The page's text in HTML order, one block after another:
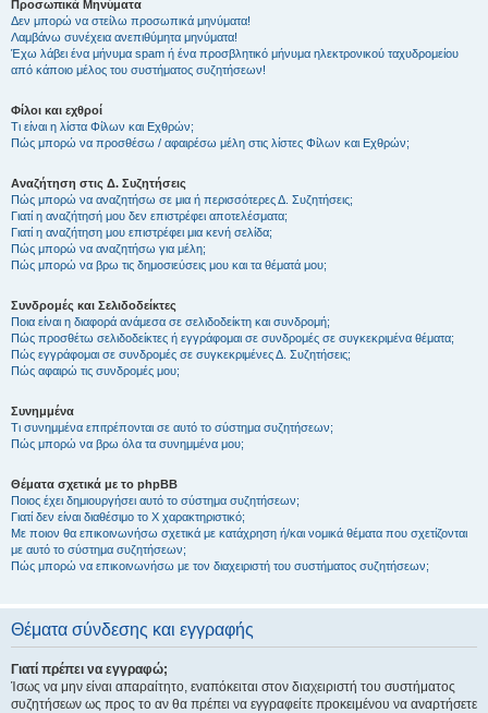
Προσωπικά Μηνύματα
Δεν μπορώ να στείλω προσωπικά μηνύματα!
Λαμβάνω συνέχεια ανεπιθύμητα μηνύματα!
Έχω λάβει ένα μήνυμα spam ή ένα προσβλητικό μήνυμα ηλεκτρονικού ταχυδρομείου
από κάποιο μέλος του συστήματος συζητήσεων!
Φίλοι και εχθροί
Τι είναι η λίστα Φίλων και Εχθρών;
Πώς μπορώ να προσθέσω / αφαιρέσω μέλη στις λίστες Φίλων και Εχθρών;
Αναζήτηση στις Δ. Συζητήσεις
Πώς μπορώ να αναζητήσω σε μια ή περισσότερες Δ. Συζητήσεις;
Γιατί η αναζήτησή μου δεν επιστρέφει αποτελέσματα;
Γιατί η αναζήτηση μου επιστρέφει μια κενή σελίδα;
Πώς μπορώ να αναζητήσω για μέλη;
Πώς μπορώ να βρω τις δημοσιεύσεις μου και τα θέματά μου;
Συνδρομές και Σελιδοδείκτες
Ποια είναι η διαφορά ανάμεσα σε σελιδοδείκτη και συνδρομή;
Πώς προσθέτω σελιδοδείκτες ή εγγράφομαι σε συνδρομές σε συγκεκριμένα θέματα;
Πώς εγγράφομαι σε συνδρομές σε συγκεκριμένες Δ. Συζητήσεις;
Πώς αφαιρώ τις συνδρομές μου;
Συνημμένα
Τι συνημμένα επιτρέπονται σε αυτό το σύστημα συζητήσεων;
Πώς μπορώ να βρω όλα τα συνημμένα μου;
Θέματα σχετικά με το phpBB
Ποιος έχει δημιουργήσει αυτό το σύστημα συζητήσεων;
Γιατί δεν είναι διαθέσιμο το Χ χαρακτηριστικό;
Με ποιον θα επικοινωνήσω σχετικά με κατάχρηση ή/και νομικά θέματα που σχετίζονται
με αυτό το σύστημα συζητήσεων;
Πώς μπορώ να επικοινωνήσω με τον διαχειριστή του συστήματος συζητήσεων;
Θέματα σύνδεσης και εγγραφής
Γιατί πρέπει να εγγραφώ;
Ίσως να μην είναι απαραίτητο, εναπόκειται στον διαχειριστή του συστήματος
συζητήσεων ως προς το αν θα πρέπει να εγγραφείτε προκειμένου να αναρτήσετε